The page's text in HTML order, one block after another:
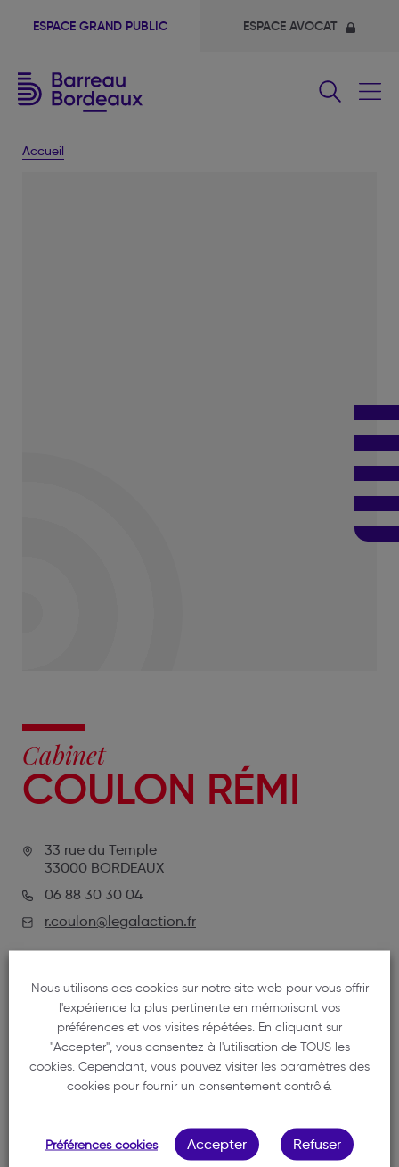
ESPACE GRAND PUBLIC ESPACE AVOCAT
Accueil
Cabinet
COULON RÉMI
33 rue du Temple
33000 BORDEAUX
06 88 30 30 04
r.coulon@legalaction.fr
NOTRE MEMBRE
Nous utilisons des cookies sur notre site web pour vous offrir
l'expérience la plus pertinente en mémorisant vos
préférences et vos visites répétées. En cliquant sur
"Accepter", vous consentez à l'utilisation de TOUS les
cookies. Cependant, vous pouvez visiter les paramètres des
cookies pour fournir un consentement contrôlé.
Préférences cookies Accepter Refuser